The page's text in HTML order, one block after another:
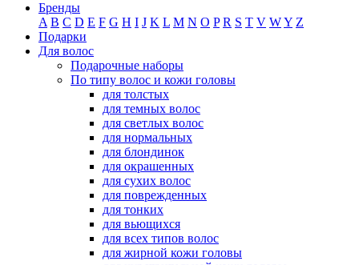
Бренды
A B C D E F G H I J K L M N O P R S T V WY Z
Подарки
Для волос
Подарочные наборы
По типу волос и кожи головы
для толстых
для темных волос
для светлых волос
для нормальных
для блондинок
для окрашенных
для сухих волос
для поврежденных
для тонких
для вьющихся
для всех типов волос
для жирной кожи головы